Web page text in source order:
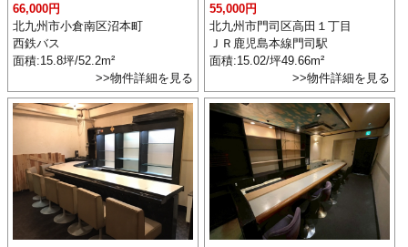
66,000円
北九州市小倉南区沼本町
西鉄バス
面積:15.8坪/52.2m²
>>物件詳細を見る
55,000円
北九州市門司区高田１丁目
ＪＲ鹿児島本線門司駅
面積:15.02/坪49.66m²
>>物件詳細を見る